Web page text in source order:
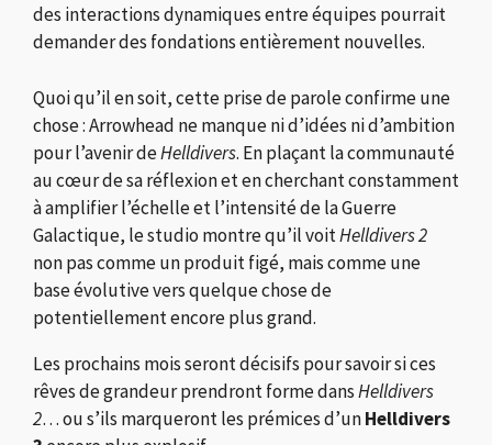
des interactions dynamiques entre équipes pourrait
demander des fondations entièrement nouvelles.
Quoi qu’il en soit, cette prise de parole confirme une
chose : Arrowhead ne manque ni d’idées ni d’ambition
pour l’avenir deHelldivers. En plaçant la communauté
au cœur de sa réflexion et en cherchant constamment
à amplifier l’échelle et l’intensité de la Guerre
Galactique, le studio montre qu’il voitHelldivers 2
non pas comme un produit figé, mais comme une
base évolutive vers quelque chose de
potentiellement encore plus grand.
Les prochains mois seront décisifs pour savoir si ces
rêves de grandeur prendront forme dansHelldivers
2… ou s’ils marqueront les prémices d’unHelldivers